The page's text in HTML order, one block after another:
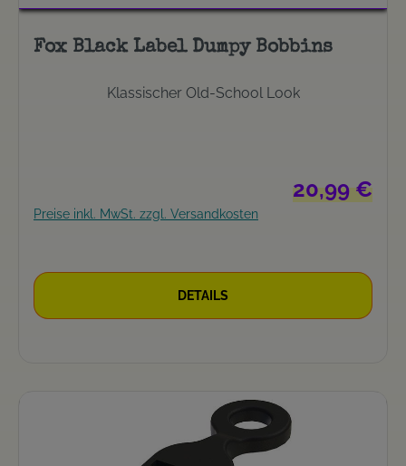
Fox Black Label Dumpy Bobbins
Klassischer Old-School Look
Regulärer
20,99 €
Preise inkl. MwSt. zzgl. Versandkosten
DETAILS